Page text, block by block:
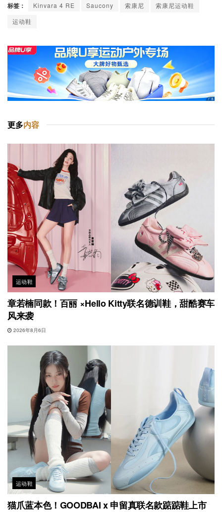
标签： Kinvara 4 RE Saucony 索康尼
索康尼运动鞋
运动鞋
更多内容
运动鞋
章若楠同款！百丽 ×Hello Kitty联名德训鞋，甜酷赛车
风来袭
2026年8月6日
运动鞋
猫爪蓝本色！GOODBAI x 申留真联名款踮踮鞋上市